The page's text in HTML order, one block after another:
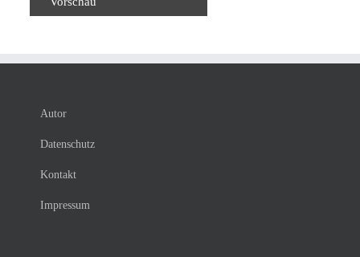
Autor
Datenschutz
Kontakt
Impressum